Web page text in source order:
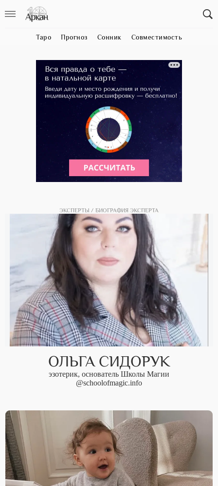
Таро Прогноз Сонник Совместимость
ЭКСПЕРТЫ БИОГРАФИЯ ЭКСПЕРТА
ОЛЬГА СИДОРУК
эзотерик, основатель Школы Магии
@schoolofmagic.info